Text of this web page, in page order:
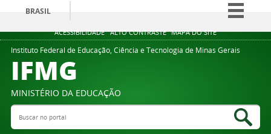
ACESSIBILIDADE ALTO CONTRASTE MAPA DO SITE
BRASIL
Simplifique!
Comunica BR
Legislação
Instituto Federal de Educação, Ciência e Tecnologia de Minas Gerais
IFMG
MINISTÉRIO DA EDUCAÇÃO
Buscar no portal